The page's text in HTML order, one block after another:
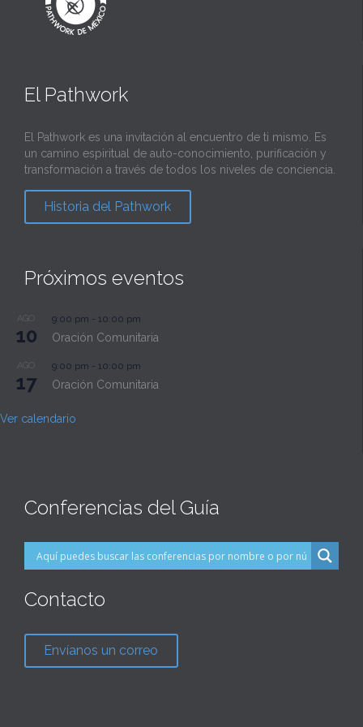
El Pathwork
El Pathwork es una invitación al encuentro de ti mismo. Es
un camino espiritual de auto-conocimiento, purificación y
transformación a través de todos los niveles de conciencia.
Historia del Pathwork
Próximos eventos
AGO
10
9:00 pm - 10:00 pm
Oración Comunitaria
AGO
17
9:00 pm - 10:00 pm
Oración Comunitaria
Ver calendario
Conferencias del Guía
Contacto
Envíanos un correo